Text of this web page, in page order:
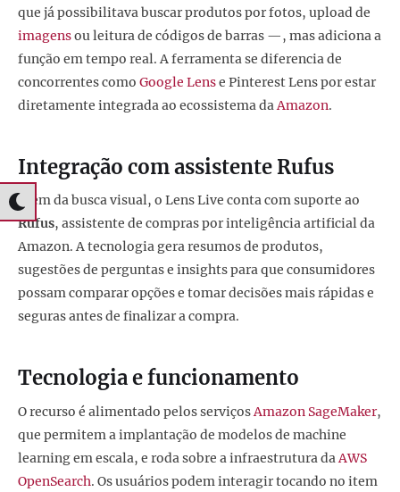
que já possibilitava buscar produtos por fotos, upload de
imagensou leitura de códigos de barras —, mas adiciona a
função em tempo real. A ferramenta se diferencia de
concorrentes como Google Lense Pinterest Lens por estar
diretamente integrada ao ecossistema daAmazon.
Integração com assistente Rufus
Além da busca visual, o Lens Live conta com suporte ao
Rufus, assistente de compras por inteligência artificial da
Amazon. A tecnologia gera resumos de produtos,
sugestões de perguntas e insights para que consumidores
possam comparar opções e tomar decisões mais rápidas e
seguras antes de finalizar a compra.
Tecnologia e funcionamento
O recurso é alimentado pelos serviçosAmazon SageMaker,
que permitem a implantação de modelos de machine
learning em escala, e roda sobre a infraestrutura daAWS
OpenSearch. Os usuários podem interagir tocando no item